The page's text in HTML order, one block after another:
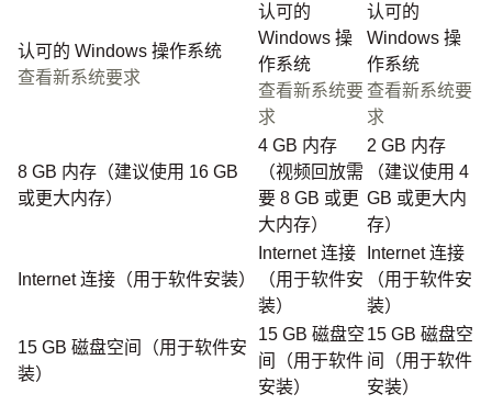
认可的 Windows 操作系统
查看新系统要求
认可的
Windows 操
作系统
查看新系统要
求
认可的
Windows 操
作系统
查看新系统要
求
8 GB 内存（建议使用 16 GB
或更大内存）
4 GB 内存
（视频回放需
要 8 GB 或更
大内存）
2 GB 内存
（建议使用 4
GB 或更大内
存）
Internet 连接（用于软件安装）
Internet 连接
（用于软件安
装）
Internet 连接
（用于软件安
装）
15 GB 磁盘空间（用于软件安
装）
15 GB 磁盘空
间（用于软件
安装）
15 GB 磁盘空
间（用于软件
安装）